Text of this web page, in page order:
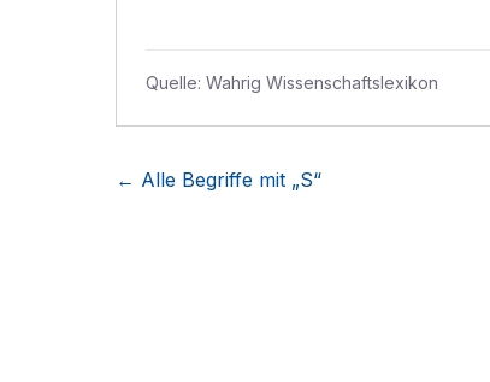
Quelle: Wahrig Wissenschaftslexikon
← Alle Begriffe mit „S“